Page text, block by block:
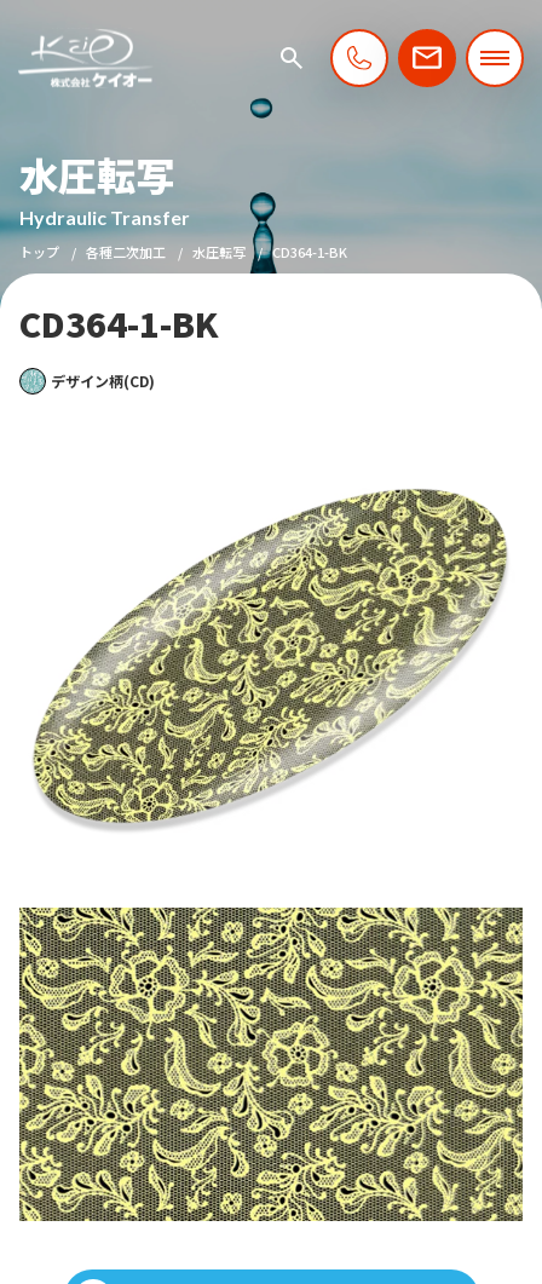
水圧転写
Hydraulic Transfer
トップ 各種二次加工 水圧転写 CD364-1-BK
CD364-1-BK
デザイン柄(CD)